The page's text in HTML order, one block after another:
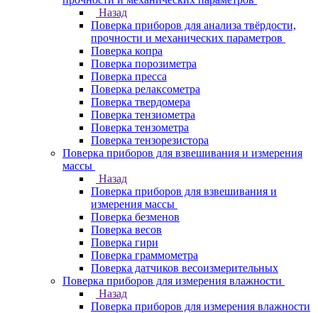
Назад
Поверка приборов для анализа твёрдости,
прочности и механических параметров
Поверка копра
Поверка порозиметра
Поверка пресса
Поверка релаксометра
Поверка твердомера
Поверка тензиометра
Поверка тензометра
Поверка тензорезистора
Поверка приборов для взвешивания и измерения
массы
Назад
Поверка приборов для взвешивания и
измерения массы
Поверка безменов
Поверка весов
Поверка гири
Поверка граммометра
Поверка датчиков весоизмерительных
Поверка приборов для измерения влажности
Назад
Поверка приборов для измерения влажности